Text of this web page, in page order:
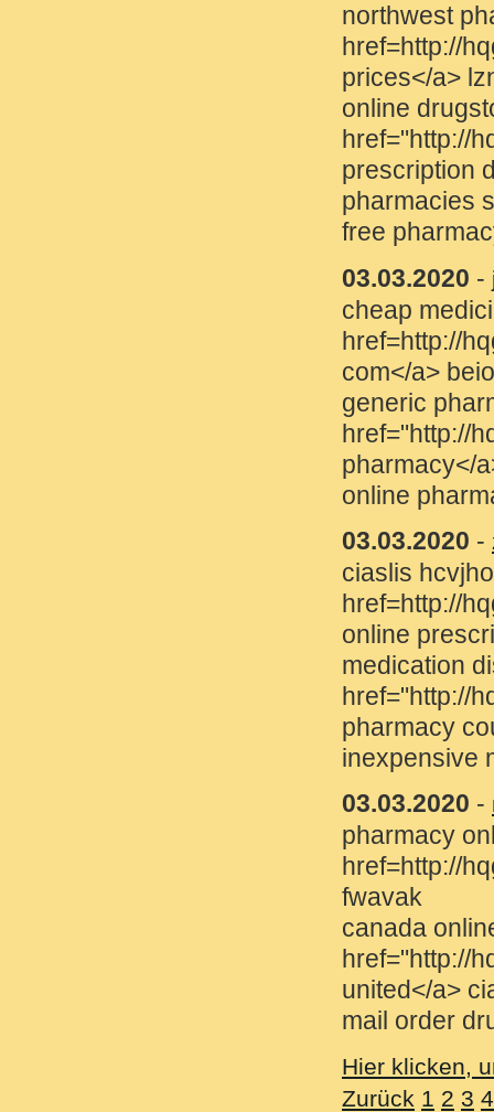
northwest pharmacy
href=http://
prices</a> lznzfc
online drugstore usa
href="http://
prescription drugs
pharmacies shipping
free pharmacy
03.03.2020-jvwstj
cheap medicine
href=http://
com</a> beiogy
generic pharmacy
href="http://
pharmacy</a>
online pharmacy list
03.03.2020-zyjpym
ciaslis hcvjho <a
href=http://
online
medication discount
href="http://
pharmacy coupon
inexpensive
03.03.2020-mvqqbi
pharmacy online
href=http://
canada online
href="http://
united</a> cialismd
mail order drugs
Hier klicken, um einen
2 3 4 5 6 7 8 9